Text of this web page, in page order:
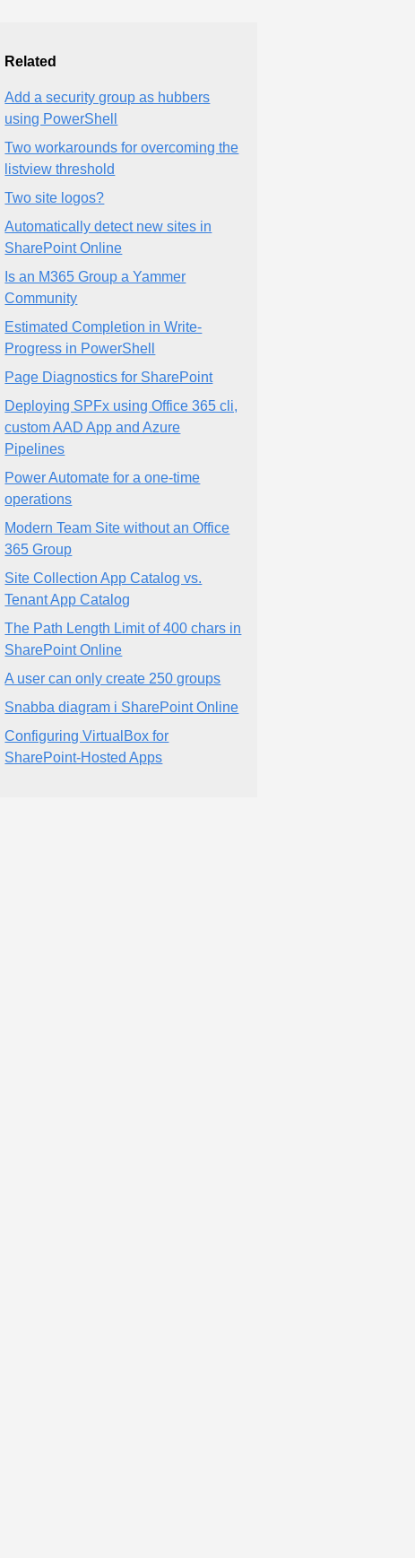
Related
Add a security group as hubbers
using PowerShell
Two workarounds for overcoming the
listview threshold
Two site logos?
Automatically detect new sites in
SharePoint Online
Is an M365 Group a Yammer
Community
Estimated Completion in Write-
Progress in PowerShell
Page Diagnostics for SharePoint
Deploying SPFx using Office 365 cli,
custom AAD App and Azure
Pipelines
Power Automate for a one-time
operations
Modern Team Site without an Office
365 Group
Site Collection App Catalog vs.
Tenant App Catalog
The Path Length Limit of 400 chars in
SharePoint Online
A user can only create 250 groups
Snabba diagram i SharePoint Online
Configuring VirtualBox for
SharePoint-Hosted Apps